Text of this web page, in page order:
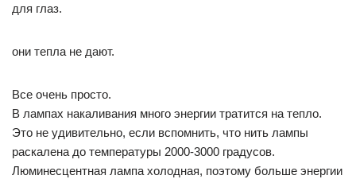
для глаз.
они тепла не дают.
Все очень просто.
В лампах накаливания много энергии тратится на тепло.
Это не удивительно, если вспомнить, что нить лампы
раскалена до температуры 2000-3000 градусов.
Люминесцентная лампа холодная, поэтому больше энергии